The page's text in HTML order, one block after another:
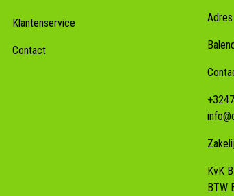
Klantenservice
Contact
Adres
KvK
BTW